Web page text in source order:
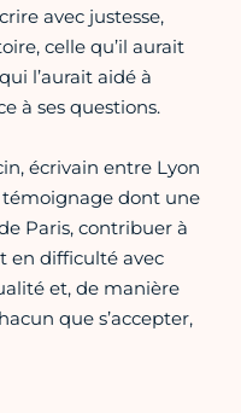
avec justesse,
celle qu’il aurait
l’aurait aidé à
à ses questions.
écrivain entre Lyon
témoignage dont une
Paris, contribuer à
en difficulté avec
et, de manière
que s’accepter,